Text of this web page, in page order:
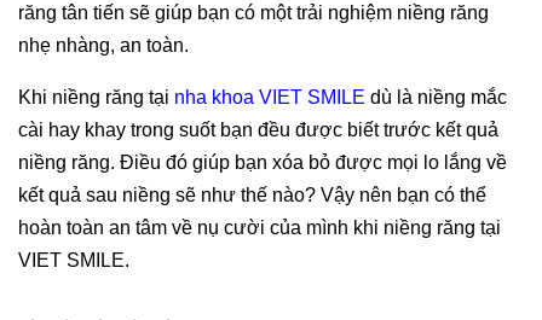
răng tân tiến sẽ giúp bạn có một trải nghiệm niềng răng
nhẹ nhàng, an toàn.
Khi niềng răng tại nha khoa VIET SMILE dù là niềng mắc
cài hay khay trong suốt bạn đều được biết trước kết quả
niềng răng. Điều đó giúp bạn xóa bỏ được mọi lo lắng về
kết quả sau niềng sẽ như thế nào? Vậy nên bạn có thể
hoàn toàn an tâm về nụ cười của mình khi niềng răng tại
VIET SMILE.